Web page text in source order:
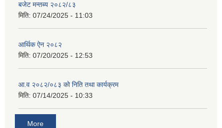
बजेट मन्तब्य २०८२/८३
मिति: 07/24/2025 - 11:03
आर्थिक ऐन २०८२
मिति: 07/20/2025 - 12:53
आ.व २०८२/०८३ को निति तथा कार्यक्रम
मिति: 07/14/2025 - 10:33
More